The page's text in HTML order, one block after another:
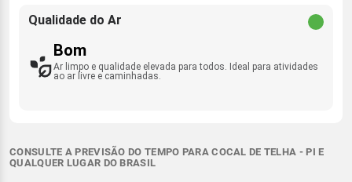
Qualidade do Ar
Bom
Ar limpo e qualidade elevada para todos. Ideal para atividades
ao ar livre e caminhadas.
CONSULTE A PREVISÃO DO TEMPO PARA COCAL DE TELHA - PI E
QUALQUER LUGAR DO BRASIL